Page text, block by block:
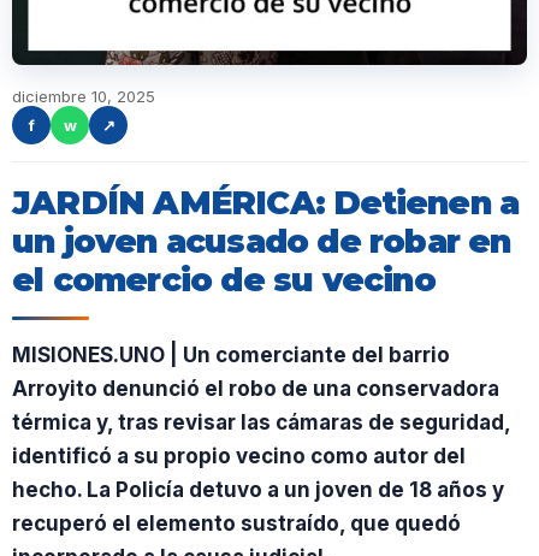
diciembre 10, 2025
f
w ↗
JARDÍN AMÉRICA: Detienen a
un joven acusado de robar en
el comercio de su vecino
MISIONES.UNO | Un comerciante del barrio
Arroyito denunció el robo de una conservadora
térmica y, tras revisar las cámaras de seguridad,
identificó a su propio vecino como autor del
hecho. La Policía detuvo a un joven de 18 años y
recuperó el elemento sustraído, que quedó